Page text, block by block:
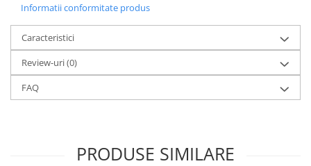
Clipboard-uri
Dosare Carton
Dosare Plastic
Folii de protecție
Mape
Penare
Penare cu un compartiment
Informatii conformitate produs
Caracteristici
Review-uri(0)
FAQ
PRODUSE SIMILARE